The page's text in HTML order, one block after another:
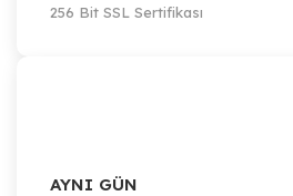
256 Bit SSL Sertifikası
AYNI GÜN